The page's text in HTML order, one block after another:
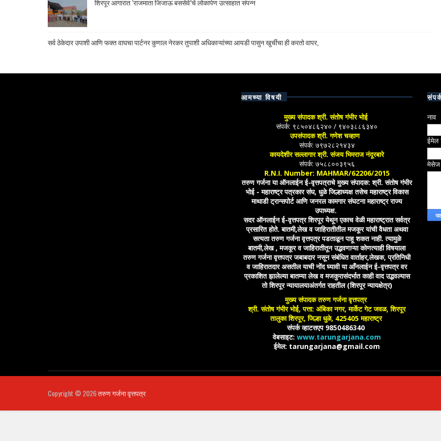
सर्व ठेकेदार उपाशी आणि फक्त वाघचा पार्टनर कुणाल नेरकर तुपाशी अधिकाऱ्यांच्या आयडी पासुन खुर्चीचा ही करतो वापर,
आमच्या विषयी
मुख्य संपादक श्री. संतोष गंभीर भोई
संपर्क: ९८५०४८६२४० / ९४०३८८६३४०
उपसंपादक श्री. गणेश चव्हाण
संपर्क: ७९७२८२१४३४
कायदेशीर सल्लागार श्री. संजय भिमराज नंदूरबारे
संपर्क: ७५८८००३९५६
R.N.I. Number: MAHMAR/62206/2015
तरुण गर्जना या ऑनलाईन ई-वृत्तपत्राचे मुख्य संपादक: श्री. संतोष गंभीर
भोई - महाराष्ट्र पत्रकार संघ, धुळे जिल्हाध्यक्ष तसेच महाराष्ट्र विकास
माथाडी ट्रान्सपोर्ट आणि जनरल कामगार संघटना महाराष्ट्र राज्य
उपाध्यक्ष.
सदर ऑनलाईन ई-वृत्तपत्र शिरपूर येथून एकाच वेळी महाराष्ट्रात सर्वत्र
प्रसारित होते. बातमी,लेख व जाहिरातीतील मजकूर यांची वैधता अथवा
सत्यता तरुण गर्जना वृत्तपत्र पडताळून पाहू शकत नाही. त्यामुळे
बातमी,लेख , मजकूर व जाहिरातीतून उद्भवणाऱ्या कोणत्याही विषयाला
तरुण गर्जना वृत्तपत्र जबाबदार नसून संबंधित वार्ताहर,लेखक, प्रतिनिधी
व जाहिरातदार असतील याची नोंद घ्यावी या आँनलाईन ई-वृत्तपत्र वर
प्रकाशित झालेल्या बातम्या लेख व मजकुरासंदर्भात काही वाद उद्भवल्यास
तो शिरपूर न्यायालयाअंतर्गत राहतील (शिरपूर न्यायक्षेत्र)
मुख्य संपादक तरुण गर्जना वृत्तपत्र
श्री. संतोष गंभीर भोई, पत्ता: अंबिका नगर, मार्केट गेट जवळ, शिरपूर
तालुका शिरपूर, जिल्हा धुळे, 425405 महाराष्ट्र
संपर्क व्हाटसएप 9850486340
वेबसाइट: www.tarungarjana.com
ईमेल: tarungarjana@gmail.com
नाव
ईमेल
मेसेज
Copyright © 2026तरुण गर्जना वृत्तपत्र